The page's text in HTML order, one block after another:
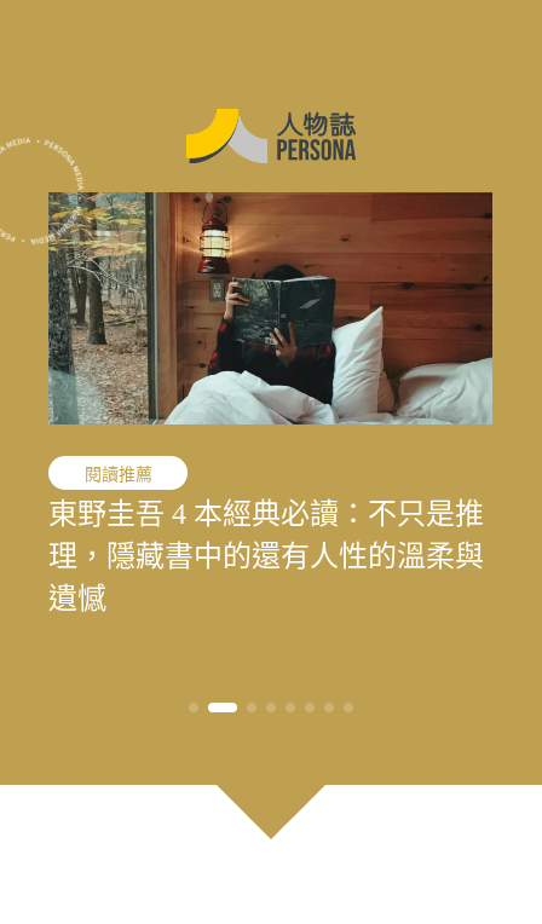
花蓮震後專題
結合地方創生與文化生態的永續旅
遊 重塑花蓮觀光新模式
職人精神
「我的課題不是變成女人，而是成
為我喜歡的自己」——最美律師樂
樂（陳漢章）的 40 年修課
閱讀推薦
東野圭吾 4 本經典必讀：不只是推
理，隱藏書中的還有人性的溫柔與
遺憾
敘事醫學
寫下病房裡沒說出口的心情：林口
長庚醫院兒童過敏氣喘風溼科主治
醫師林思偕，談書寫與渴望被理解
職人精神
文史收藏家劉國煒，在泛黃文史資
料中，續留臺灣樂壇過往風華
演藝人生
一雙鼓棒敲過一甲子，「台灣鼓
王」黃瑞豐見證臺灣主流音樂的時
代更迭
媒體先鋒
王小棣：從問題學生到臺灣影視推
手，始終相信人的可能
花蓮震後專題
太魯閣按下暫停鍵後，花蓮觀光何
時再現榮景？震後兩年，觀光與永
續發展的轉型考題
花蓮震後專題
結合地方創生與文化生態的永續旅
遊 重塑花蓮觀光新模式
職人精神
「我的課題不是變成女人，而是成
為我喜歡的自己」——最美律師樂
樂（陳漢章）的 40 年修課